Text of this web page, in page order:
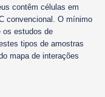
contêm células em
convencional. O mínimo
os estudos de
tipos de amostras
mapa de interações